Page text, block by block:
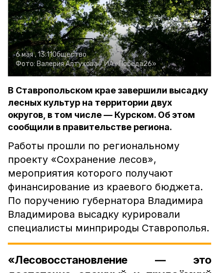
6 мая , 13:11Общество
Фото: Валерия Алтухова /ИА «Победа26»
В Ставропольском крае завершили высадку
лесных культур на территории двух
округов, в том числе — Курском. Об этом
сообщили в правительстве региона.
Работы прошли по региональному
проекту «Сохранение лесов»,
мероприятия которого получают
финансирование из краевого бюджета.
По поручению губернатора Владимира
Владимирова высадку курировали
специалисты минприроды Ставрополья.
«Лесовосстановление — это